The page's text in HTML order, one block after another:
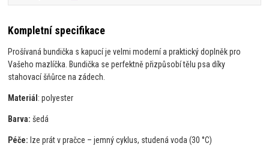
Kompletní specifikace
Prošívaná bundička s kapucí je velmi moderní a praktický doplněk pro
Vašeho mazlíčka. Bundička se perfektně přizpůsobí tělu psa díky
stahovacíšňůrce na zádech.
Materiál : polyester
Barva: šedá
Péče: lze prát v pračce – jemný cyklus, studená voda (30 °C)